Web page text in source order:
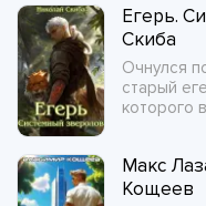
Егерь.
Скиба
Очнулся
старый
которого
Макс
Кощеев